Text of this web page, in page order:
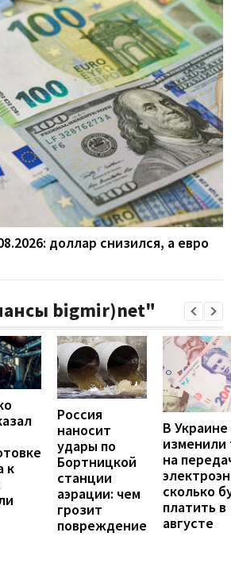
доллар снизился, а евро
bigmir)net"
к
Россия
наносит
удары по
Бортницкой
станции
аэрации: чем
грозит
повреждение
В Украине
на
сколько
платить в
августе